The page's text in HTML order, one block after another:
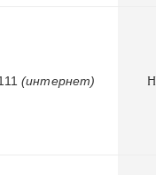
(интернет)